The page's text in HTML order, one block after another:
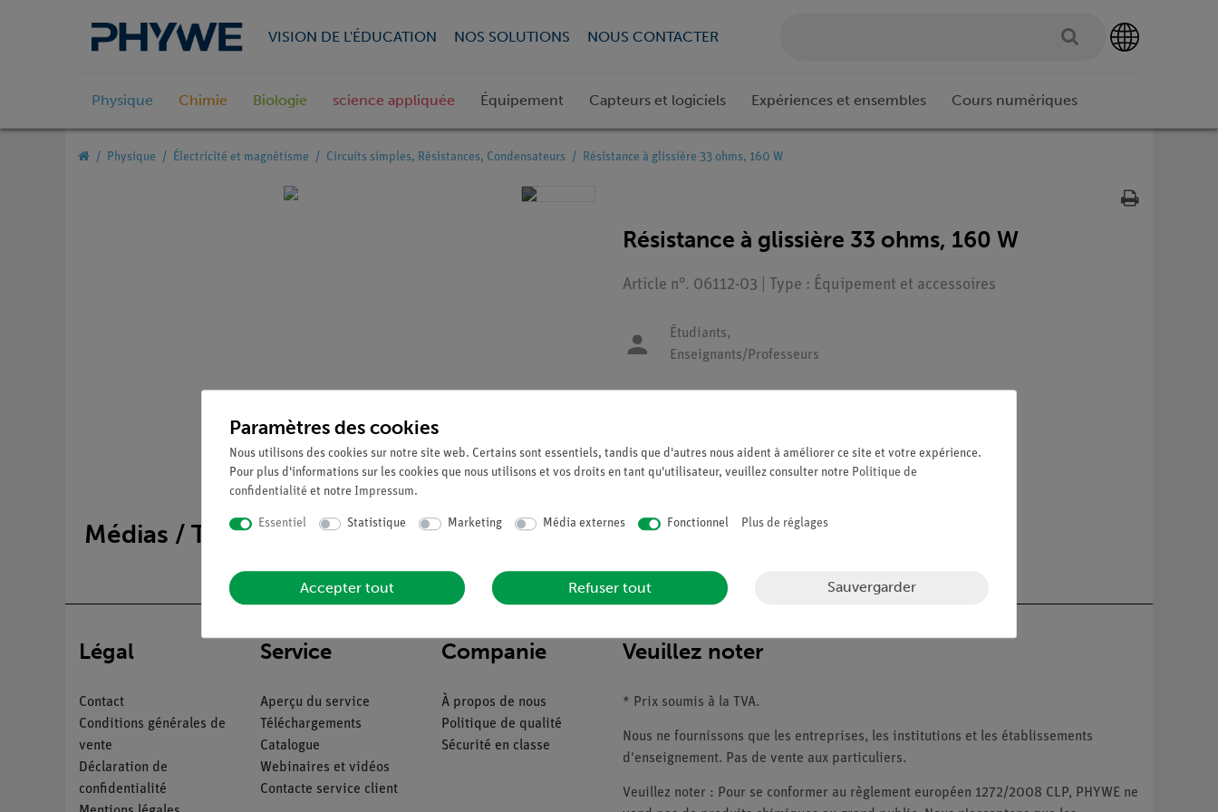
VISION DE L'ÉDUCATION NOS SOLUTIONS NOUS CONTACTER
Physique Chimie Biologie science appliquée Équipement Capteurs et logiciels Expériences et ensembles Cours numériques
Physique Électricité et magnétisme Circuits simples, Résistances, Condensateurs Résistance à glissière 33 ohms, 160 W
Résistance à glissière 33 ohms, 160 W
Article n°. 06112-03 | Type : Équipement et accessoires
Étudiants,
Enseignants/Professeurs
Demander une offre
Médias / Téléchargements
Légal
Contact
Conditions générales de
vente
Déclaration de
confidentialité
Service
Aperçu du service
Téléchargements
Catalogue
Webinaires et vidéos
Contacte service client
Companie
À propos de nous
Politique de qualité
Sécurité en classe
Veuillez noter
* Prix soumis à la TVA.
Nous ne fournissons que les entreprises, les institutions et les établissements
d'enseignement. Pas de vente aux particuliers.
Veuillez noter : Pour se conformer au règlement européen 1272/2008 CLP, PHYWE ne
Paramètres des cookies
Nous utilisons des cookies sur notre site web. Certains sont essentiels, tandis que d'autres nous aident à améliorer ce site et votre expérience.
Pour plus d'informations sur les cookies que nous utilisons et vos droits en tant qu'utilisateur, veuillez consulter notre Politique de
confidentialité et notre Impressum.
Essentiel Statistique Marketing Média externes Fonctionnel Plus de réglages
Accepter tout Refuser tout Sauvergarder